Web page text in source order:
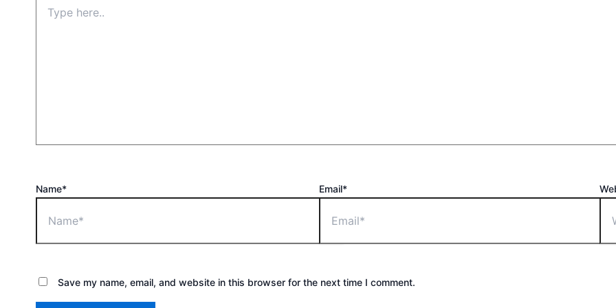
Name* Email*
Save my name, email, and website in this browser for the next time I comment.